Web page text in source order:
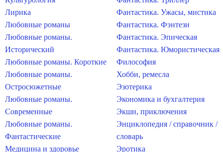
Лирика
Любовные романы
Любовные романы.
Исторический
Любовные романы. Короткие
Любовные романы.
Остросюжетные
Любовные романы.
Современные
Любовные романы.
Фантастические
Медицина и здоровье
Фантастика. Ужасы, мистика
Фантастика. Фэнтези
Фантастика. Эпическая
Фантастика. Юмористическая
Философия
Хобби, ремесла
Эзотерика
Экономика и бухгалтерия
Экшн, приключения
Энциклопедия / справочник /
словарь
Эротика